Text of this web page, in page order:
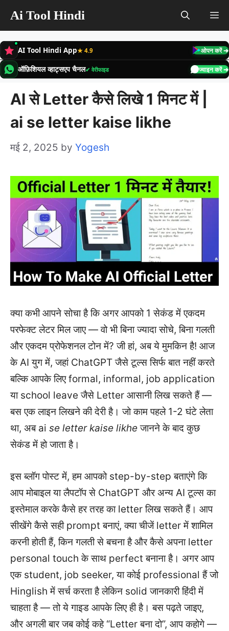
content
Ai Tool Hindi
AI Tool Hindi App★ 4.9 ओपन करें ➔
ऑफ़िशियल व्हाट्सएप चैनल✔ वेरीफाइड ज्वाइन करें ➔
AI से Letter कैसे लिखे 1 मिनट में |
ai se letter kaise likhe
मई 2, 2025 by Yogesh
क्या कभी आपने सोचा है कि अगर आपको 1 सेकंड में एकदम
परफेक्ट लेटर मिल जाए — वो भी बिना ज्यादा सोचे, बिना गलती
और एकदम प्रोफेशनल टोन में? जी हां, अब ये मुमकिन है! आज
के AI युग में, जहां ChatGPT जैसे टूल्स सिर्फ बात नहीं करते
बल्कि आपके लिए formal, informal, job application
या school leave जैसे Letter आसानी लिख सकते हैं —
बस एक लाइन लिखने की देरी है। जो काम पहले 1-2 घंटे लेता
था, अब ai se letter kaise likheजानने के बाद कुछ
सेकंड में हो जाता है।
इस ब्लॉग पोस्ट में, हम आपको step-by-step बताएंगे कि
आप मोबाइल या लैपटॉप से ChatGPT और अन्य AI टूल्स का
इस्तेमाल करके कैसे हर तरह का letter लिख सकते हैं। आप
सीखेंगे कैसे सही prompt बनाएं, क्या चीजें letter में शामिल
करनी होती हैं, किन गलती से बचना है और कैसे अपना letter
personal touch के साथ perfect बनाना है। अगर आप
एक student, job seeker, या कोई professional हैं जो
Hinglish में सर्च करता है लेकिन solid जानकारी हिंदी में
चाहता है — तो ये गाइड आपके लिए ही है। बस पढ़ते जाइए,
और अगली बार जब कोई कहे “Letter बना दो”, आप कहोगे —